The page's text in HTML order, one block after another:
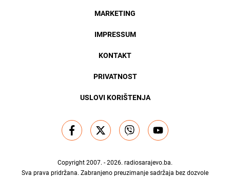
MARKETING
IMPRESSUM
KONTAKT
PRIVATNOST
USLOVI KORIŠTENJA
Copyright 2007. - 2026. radiosarajevo.ba.
Sva prava pridržana. Zabranjeno preuzimanje sadržaja bez dozvole